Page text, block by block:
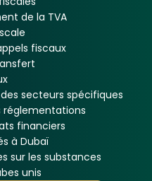
de la TVA
fiscaux
secteurs spécifiques
réglementations
financiers
à Dubaï
sur les substances
unis